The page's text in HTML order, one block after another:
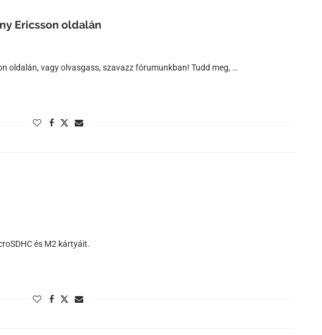
Ericsson oldalán
oldalán, vagy olvasgass, szavazz fórumunkban! Tudd meg, …
és M2 kártyáit.